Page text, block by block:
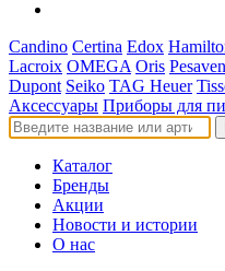
Candino Certina Edox
Lacroix OMEGA Oris
Dupont Seiko TAG Heuer
Аксессуары Приборы для
Каталог
Бренды
Акции
Новости и истории
О нас